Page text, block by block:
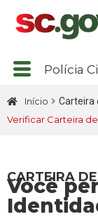
Polícia
Início
Carteira
Verificar Carteira
CARTEIRA
Você